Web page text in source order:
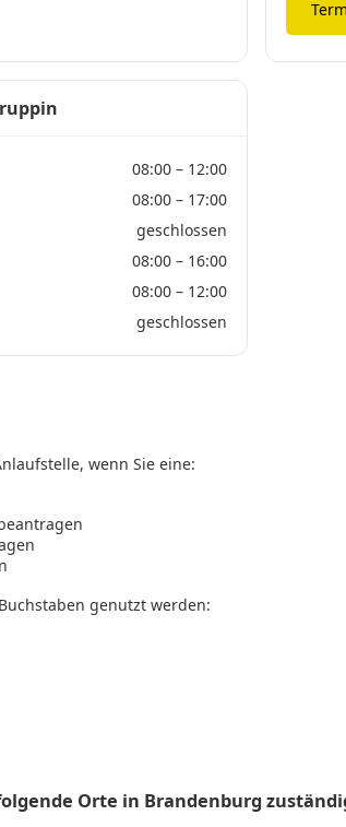
08:00 – 12:00
08:00 – 17:00
geschlossen
08:00 – 16:00
08:00 – 12:00
geschlossen
wenn Sie eine:
genutzt werden:
Orte in Brandenburg